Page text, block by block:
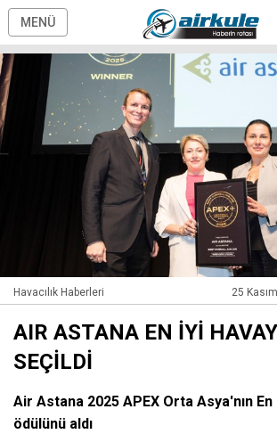
MENÜ
Havacılık Haberleri 25
AIR ASTANA EN İYİ
SEÇİLDİ
Air Astana 2025 APEX Orta Asya'nın
ödülünü aldı